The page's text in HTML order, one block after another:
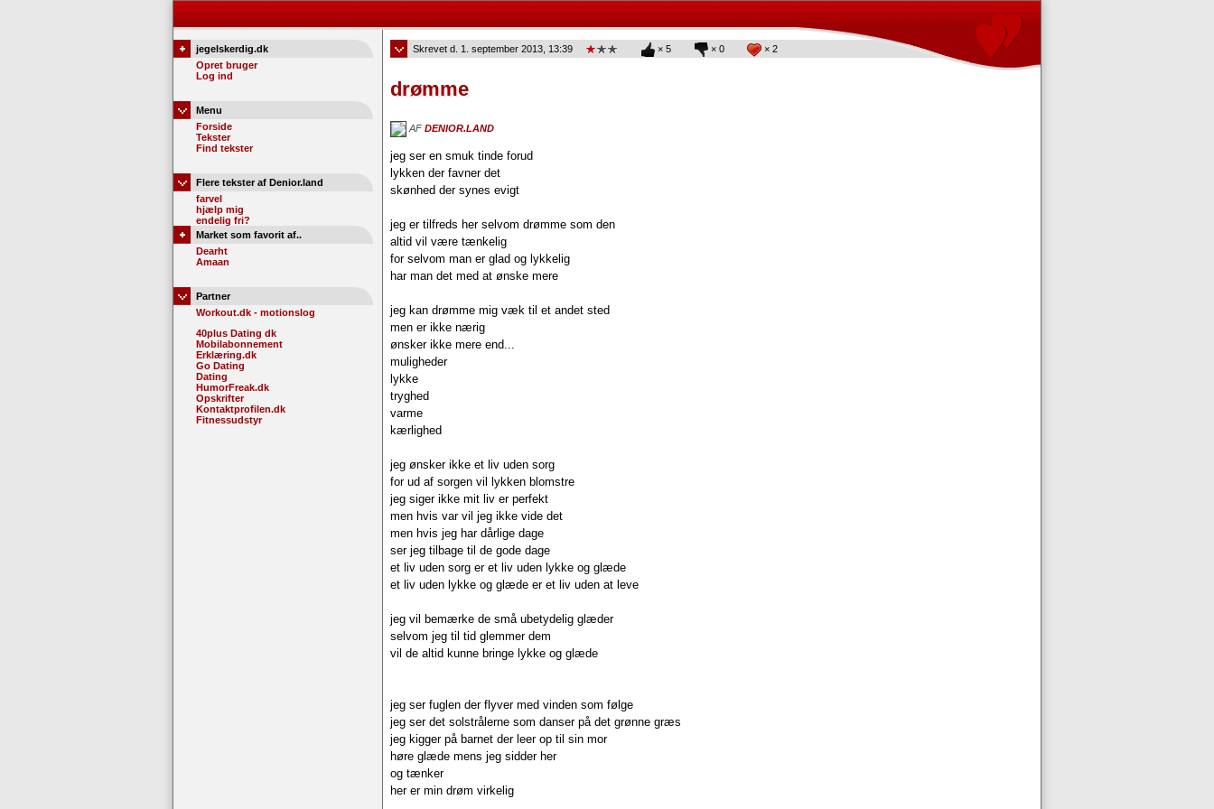
jegelskerdig.dk
Opret bruger
Log ind
Menu
Forside
Tekster
Find tekster
Flere tekster af Denior.land
farvel
hjælp mig
endelig fri?
Market som favorit af..
Dearht
Amaan
Partner
Workout.dk - motionslog
40plus Dating dk
Mobilabonnement
Erklæring.dk
Go Dating
Dating
HumorFreak.dk
Opskrifter
Kontaktprofilen.dk
Fitnessudstyr
Skrevet d. 1. september 2013, 13:39 × 5 × 0 × 2
drømme
AFDENIOR.LAND
jeg ser en smuk tinde forud
lykken der favner det
skønhed der synes evigt
jeg er tilfreds her selvom drømme som den
altid vil være tænkelig
for selvom man er glad og lykkelig
har man det med at ønske mere
jeg kan drømme mig væk til et andet sted
men er ikke nærig
ønsker ikke mere end...
muligheder
lykke
tryghed
varme
kærlighed
jeg ønsker ikke et liv uden sorg
for ud af sorgen vil lykken blomstre
jeg siger ikke mit liv er perfekt
men hvis var vil jeg ikke vide det
men hvis jeg har dårlige dage
ser jeg tilbage til de gode dage
et liv uden sorg er et liv uden lykke og glæde
et liv uden lykke og glæde er et liv uden at leve
jeg vil bemærke de små ubetydelig glæder
selvom jeg til tid glemmer dem
vil de altid kunne bringe lykke og glæde
jeg ser fuglen der flyver med vinden som følge
jeg ser det solstrålerne som danser på det grønne græs
jeg kigger på barnet der leer op til sin mor
høre glæde mens jeg sidder her
og tænker
her er min drøm virkelig